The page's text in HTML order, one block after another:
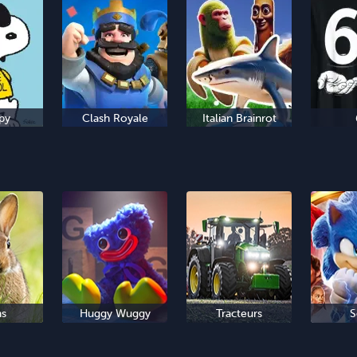
Clash Royale Italian Brainrot
Huggy Wuggy Tracteurs